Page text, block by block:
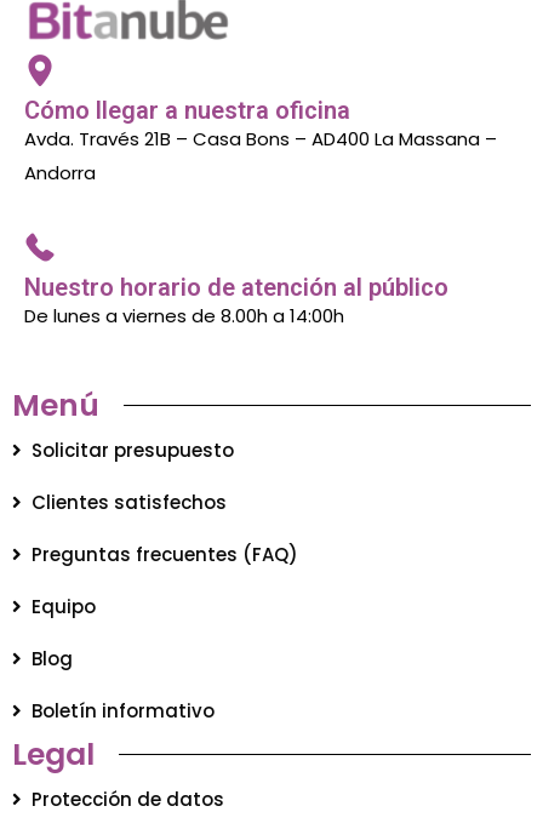
Cómo llegar a nuestra oficina
Avda. Través 21B – Casa Bons – AD400 La Massana –
Andorra
Nuestro horario de atención al público
De lunes a viernes de 8.00h a 14:00h
Menú
Solicitar presupuesto
Clientes satisfechos
Preguntas frecuentes (FAQ)
Equipo
Blog
Boletín informativo
Legal
Protección de datos